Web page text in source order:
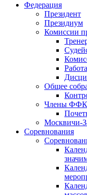
Федерация
Президент
Президиум
Комиссии
Общее
Члены
Москвичи-
Соревнования